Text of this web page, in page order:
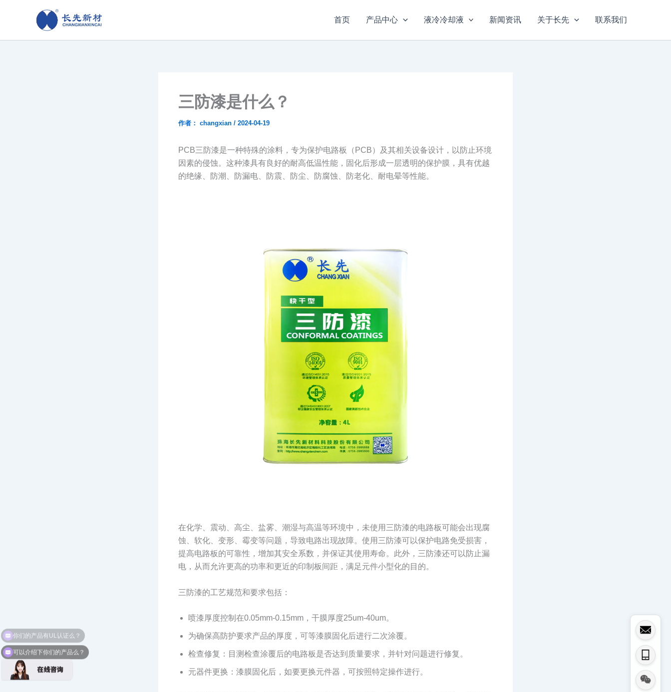
首页 产品中心 液冷冷却液 新闻资讯 关于长先 联系我们
三防漆是什么？
作者： changxian / 2024-04-19
PCB三防漆是一种特殊的涂料，专为保护电路板（PCB）及其相关设备设计，以防止环境
因素的侵蚀。这种漆具有良好的耐高低温性能，固化后形成一层透明的保护膜，具有优越
的绝缘、防潮、防漏电、防震、防尘、防腐蚀、防老化、耐电晕等性能。
在化学、震动、高尘、盐雾、潮湿与高温等环境中，未使用三防漆的电路板可能会出现腐
蚀、软化、变形、霉变等问题，导致电路出现故障。使用三防漆可以保护电路免受损害，
提高电路板的可靠性，增加其安全系数，并保证其使用寿命。此外，三防漆还可以防止漏
电，从而允许更高的功率和更近的印制板间距，满足元件小型化的目的。
三防漆的工艺规范和要求包括：
喷漆厚度控制在0.05mm-0.15mm，干膜厚度25um-40um。
为确保高防护要求产品的厚度，可等漆膜固化后进行二次涂覆。
检查修复：目测检查涂覆后的电路板是否达到质量要求，并针对问题进行修复。
元器件更换：漆膜固化后，如要更换元件器，可按照特定操作进行。
可以介绍下你们的产品么？